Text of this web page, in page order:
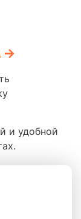
и удобной